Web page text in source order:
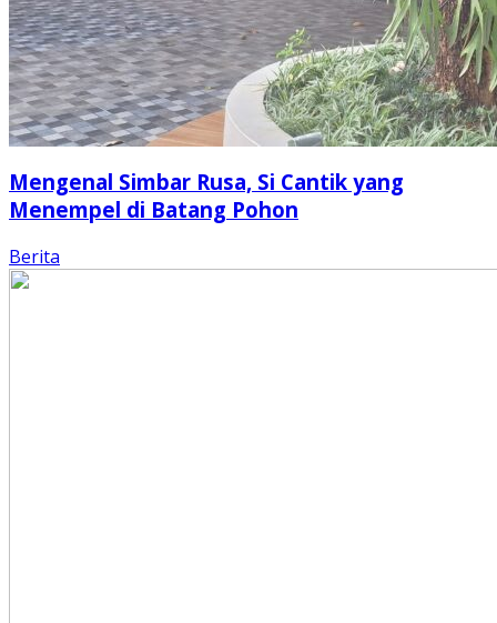
Mengenal Simbar Rusa, Si Cantik yang
Menempel di Batang Pohon
Berita